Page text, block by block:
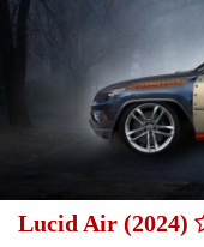
Lucid Air (2024)